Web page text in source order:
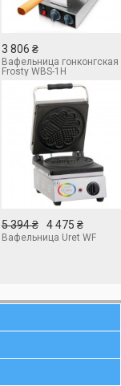
3 806 ₴
Вафельница гонконгская
Frosty WBS-1H
5 394 ₴ 4 475 ₴
Вафельница Uret WF